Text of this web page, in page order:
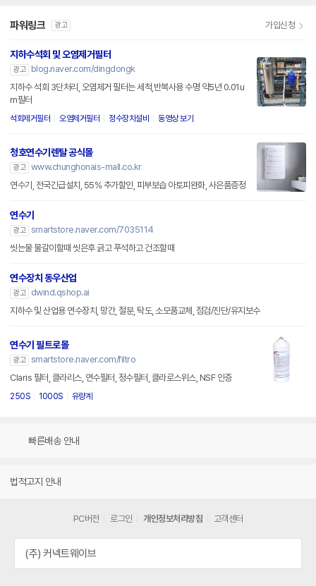
파워링크 광고 가입신청
지하수석회 및 오염제거필터
광고
blog.naver.com/dingdongk
지하수 석회 3단처리, 오염제거 필터는 세척,반복사용 수명 약5년 0.01u
m필터
석회제거필터 오염제거필터 정수장치설비 동영상 보기
청호연수기렌탈 공식몰
광고 www.chunghonais-mall.co.kr
연수기, 전국긴급설치, 55% 추가할인, 피부보습 아토피완화, 사은품증정
연수기
광고 smartstore.naver.com/7035114
씻는물 물갈이할때 씻은후 긁고 푸석하고 건조할때
연수장치 동우산업
광고
dwind.qshop.ai
지하수 및 산업용 연수장치, 망간, 철분, 탁도, 소모품교체, 점검/진단/유지보수
연수기 필트로몰
광고 smartstore.naver.com/filtro
Claris 필터, 클라리스, 연수필터, 정수필터, 클라로스위스, NSF 인증
250S 1000S 유량계
빠른배송 안내
법적고지 안내
PC버전 로그인 개인정보처리방침 고객센터
(주) 커넥트웨이브